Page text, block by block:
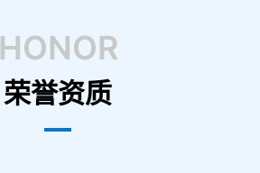
HONOR
荣誉资质